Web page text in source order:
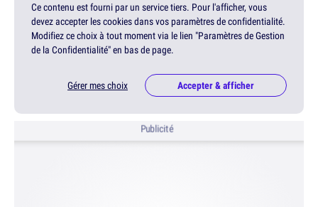
Ce contenu est fourni par un service tiers. Pour l'afficher, vous
devez accepter les cookies dans vos paramètres de confidentialité.
Modifiez ce choix à tout moment via le lien "Paramètres de Gestion
de la Confidentialité" en bas de page.
Gérer mes choix Accepter & afficher
Publicité